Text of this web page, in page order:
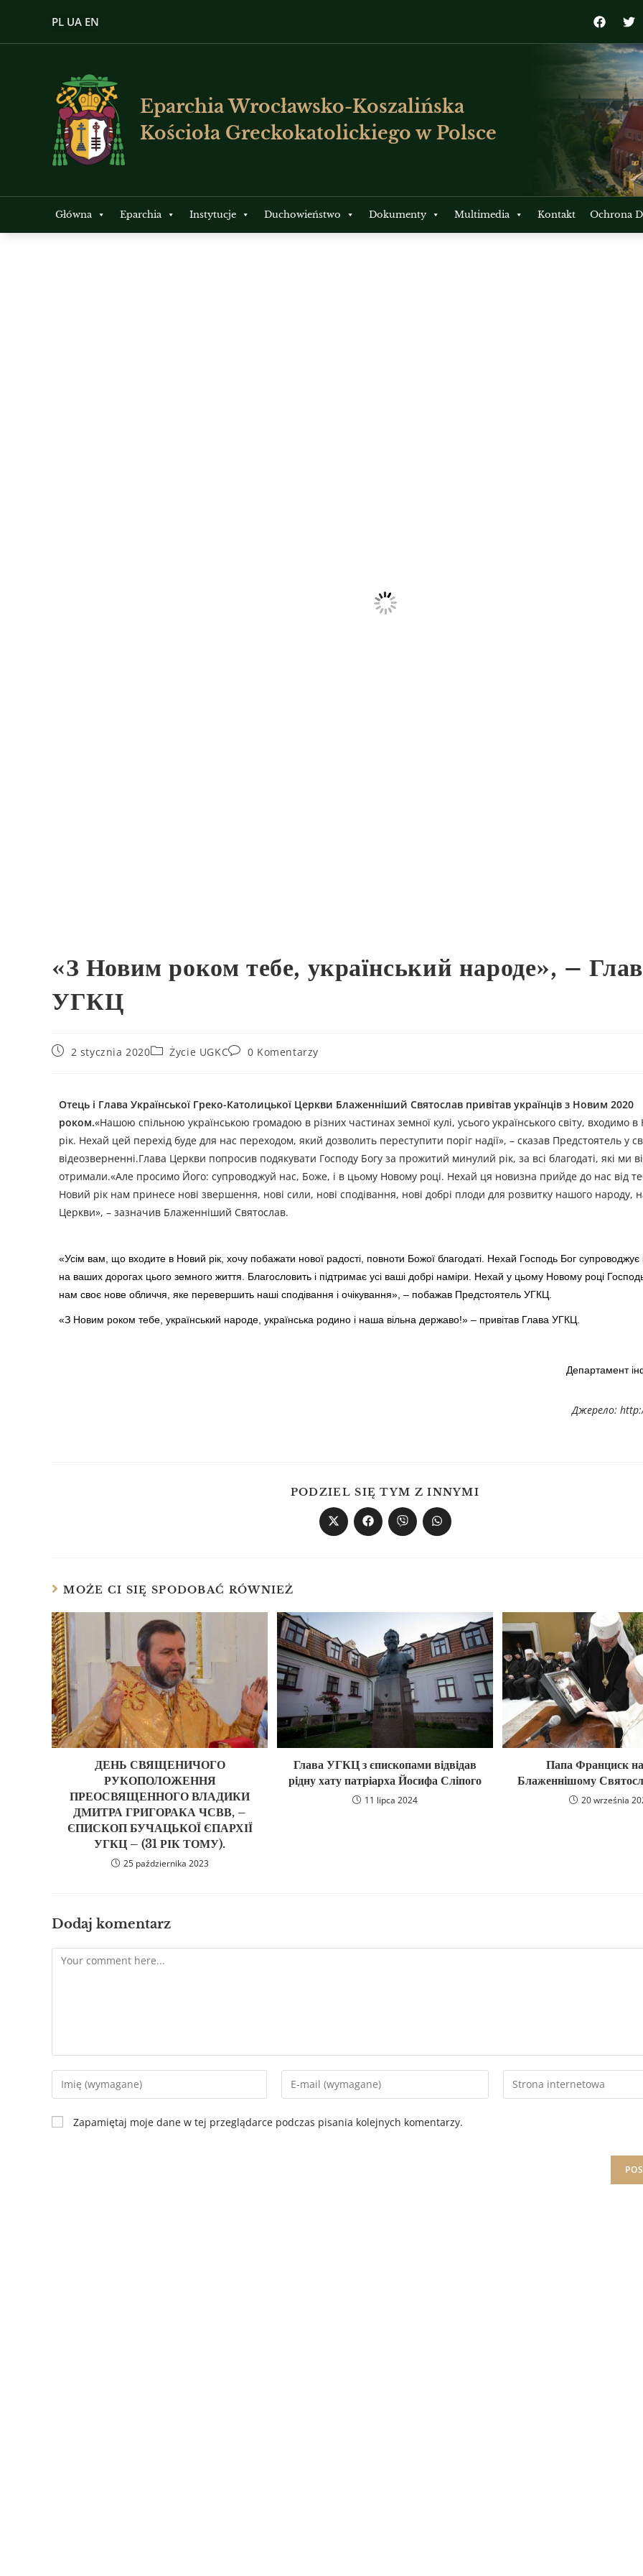
PL UA EN
Eparchia Wrocławsko-Koszalińska
Kościoła Greckokatolickiego w Polsce
Główna Eparchia Instytucje Duchowieństwo Dokumenty Multimedia Kontakt Ochrona
«З Новим роком тебе, український народе», –
УГКЦ
2 stycznia 2020 Życie UGKC 0 Komentarzy
Отець і Глава Української Греко-Католицької Церкви Блаженніший Святослав привітав українців з Новим 2020
роком.«Нашою спільною українською громадою в різних частинах земної кулі, усього українського світу, входимо
рік. Нехай цей перехід буде для нас переходом, який дозволить переступити поріг надії», – сказав Предстоятель у
відеозверненні.Глава Церкви попросив подякувати Господу Богу за прожитий минулий рік, за всі благодаті, які ми
отримали.«Але просимо Його: супроводжуй нас, Боже, і в цьому Новому році. Нехай ця новизна прийде до нас від
Новий рік нам принесе нові звершення, нові сили, нові сподівання, нові добрі плоди для розвитку нашого народу,
Церкви», – зазначив Блаженніший Святослав.
«Усім вам, що входите в Новий рік, хочу побажати нової радості, повноти Божої благодаті. Нехай Господь Бог супроводжує
на ваших дорогах цього земного життя. Благословить і підтримає усі ваші добрі наміри. Нехай у цьому Новому році
нам своє нове обличчя, яке перевершить наші сподівання і очікування», – побажав Предстоятель УГКЦ.
«З Новим роком тебе, український народе, українська родино і наша вільна державо!» – привітав Глава УГКЦ.
Департамент
Джерело:
PODZIEL SIĘ TYM Z INNYMI
MOŻE CI SIĘ SPODOBAĆ RÓWNIEŻ
ДЕНЬ СВЯЩЕНИЧОГО
РУКОПОЛОЖЕННЯ
ПРЕОСВЯЩЕННОГО ВЛАДИКИ
ДМИТРА ГРИГОРАКА ЧСВВ, –
ЄПИСКОП БУЧАЦЬКОЇ ЄПАРХІЇ
УГКЦ – (31 РІК ТОМУ).
25 października 2023
Глава УГКЦ з єпископами відвідав
рідну хату патріарха Йосифа Сліпого
11 lipca 2024
Папа Франциск
Блаженнішому
20 września
Dodaj komentarz
Zapamiętaj moje dane w tej przeglądarce podczas pisania kolejnych komentarzy.